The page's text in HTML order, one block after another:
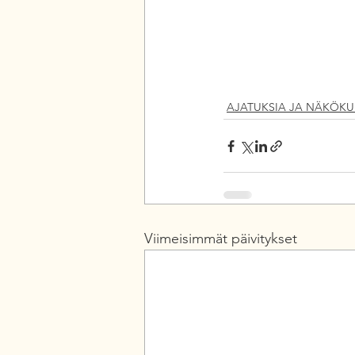
AJATUKSIA JA
Viimeisimmät päivitykset